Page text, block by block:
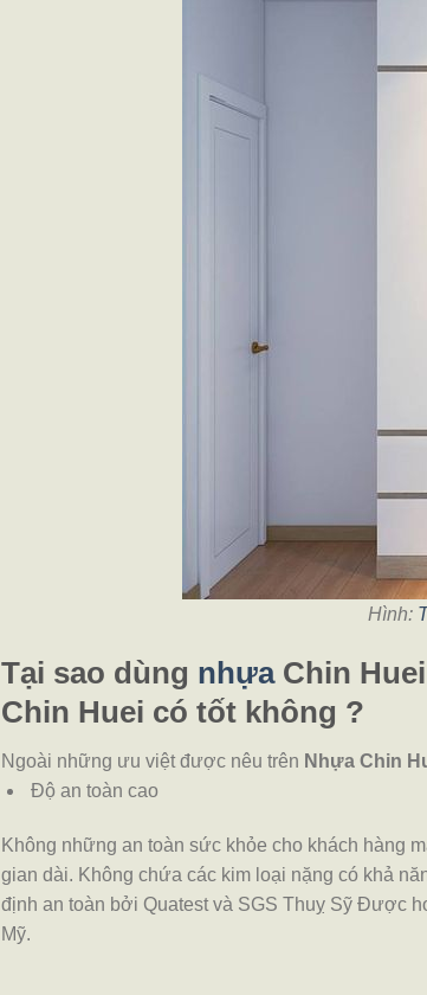
Hình:
Tại sao dùng nhựaChin
Chin Huei có tốt không ?
Ngoài những ưu việt được nêu trên Nhựa Chin
Độ an toàn cao
Không những an toàn sức khỏe cho khách hàng
gian dài. Không chứa các kim loại nặng có khả
định an toàn bởi Quatest và SGS Thuỵ Sỹ Được
Mỹ.